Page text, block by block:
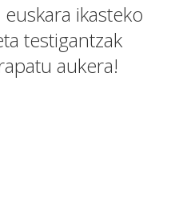
ikasteko
testigantzak
aukera!